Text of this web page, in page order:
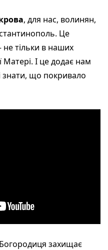
, для нас, волинян,
Це
тільки в наших
Матері. І це додає нам
знати, що покривало
захищає